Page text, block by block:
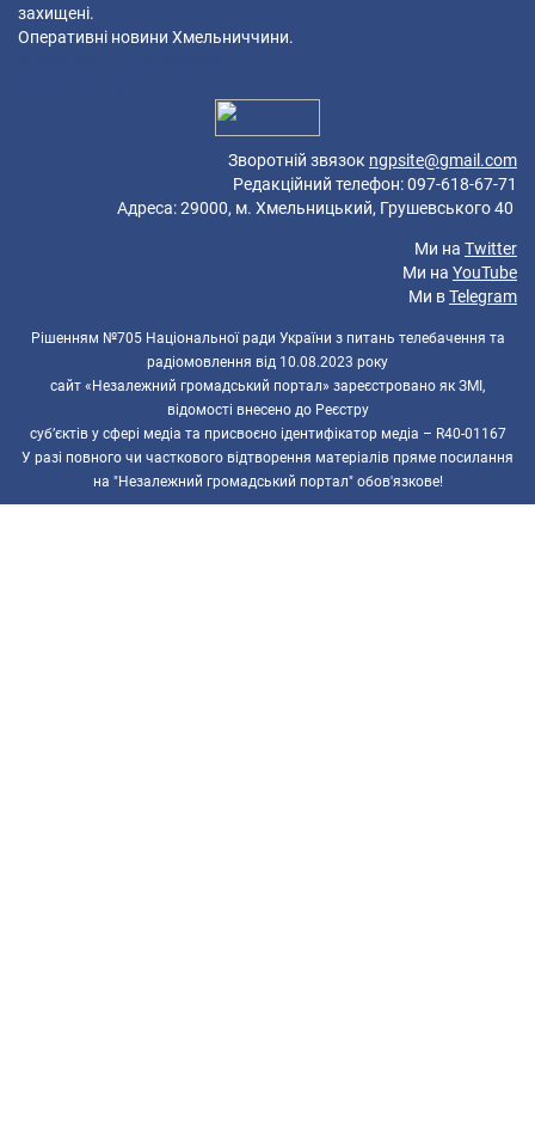
захищені.
Оперативні новини Хмельниччини.
Зворотній звязок ngpsite@gmail.com
Редакційний телефон: 097-618-67-71
Адреса: 29000, м. Хмельницький, Грушевського 40
Ми на Twitter
Ми на YouTube
Ми вTelegram
Рішенням №705 Національної ради України з питань телебачення та
радіомовлення від 10.08.2023 року
сайт «Незалежний громадський портал» зареєстровано як ЗМІ,
відомості внесено до Реєстру
суб’єктів у сфері медіа та присвоєно ідентифікатор медіа – R40-01167
У разі повного чи часткового відтворення матеріалів пряме посилання
на "Незалежний громадський портал" обов'язкове!